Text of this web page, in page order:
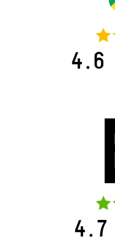
4.6
4.7